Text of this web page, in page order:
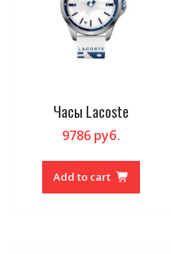
Часы Lacoste
9786 руб.
Add to cart